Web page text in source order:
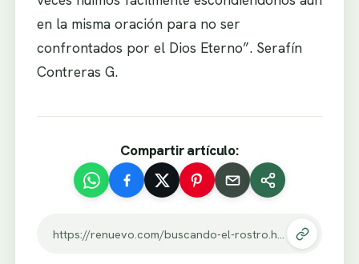
en la misma oración para no ser
confrontados por el Dios Eterno”. Serafín
Contreras G.
Compartir artículo:
https://renuevo.com/buscando-el-rostro.html